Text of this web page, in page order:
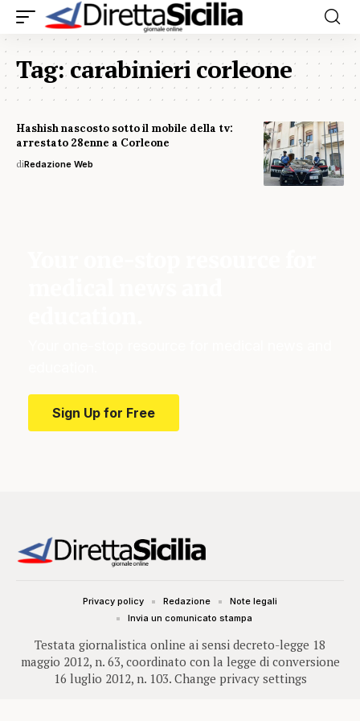
Tag:carabinieri corleone
Hashish nascosto sotto il mobile della tv:
arrestato 28enne a Corleone
diRedazione Web
Sign Up for Free
Testata giornalistica online ai sensi decreto-legge 18
maggio 2012, n. 63, coordinato con la legge di conversione
16 luglio 2012, n. 103. Change privacy settings
Privacy policy Redazione
Note legali
Invia un comunicato stampa